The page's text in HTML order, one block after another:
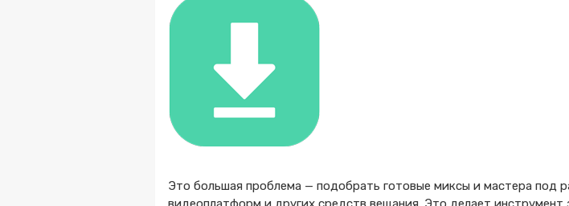
Это большая проблема — подобрать готовые миксы и мастера под